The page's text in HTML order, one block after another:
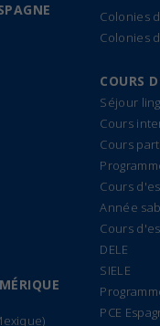
Colonies
Colonies
COURS
Séjour
Cours
Cours
Cours
Année
Cours
DELE
SIELE
PCE